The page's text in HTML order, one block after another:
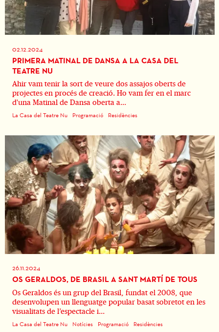
02.12.2024
PRIMERA MATINAL DE DANSA A LA CASA DEL
TEATRE NU
Ahir vam tenir la sort de veure dos assajos oberts de
projectes en procés de creació. Ho vam fer en el marc
d'una Matinal de Dansa oberta a...
La Casa del Teatre Nu Programació Residències
26.11.2024
OS GERALDOS, DE BRASIL A SANT MARTÍ DE TOUS
Os Geraldos és un grup del Brasil, fundat el 2008, que
desenvolupen un llenguatge popular basat sobretot en les
visualitats de l’espectacle i...
La Casa del Teatre Nu Notícies Programació Residències